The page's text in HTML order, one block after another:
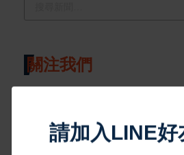
關注我們
Join Us on Facebook